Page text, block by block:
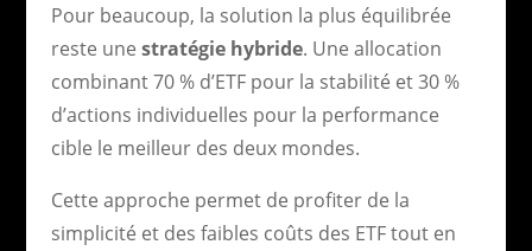
Pour beaucoup, la solution la plus équilibrée
reste une stratégie hybride. Une allocation
combinant 70 % d’ETF pour la stabilité et 30 %
d’actions individuelles pour la performance
cible le meilleur des deux mondes.
Cette approche permet de profiter de la
simplicité et des faibles coûts des ETF tout en